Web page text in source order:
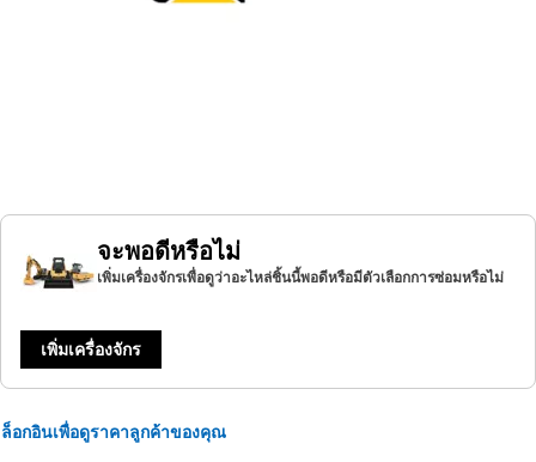
จะพอดีหรือไม่
เพิ่มเครื่องจักรเพื่อดูว่าอะไหล่ชิ้นนี้พอดีหรือมีตัวเลือกการซ่อมหรือไม่
เพิ่มเครื่องจักร
ล็อกอินเพื่อดูราคาลูกค้าของคุณ